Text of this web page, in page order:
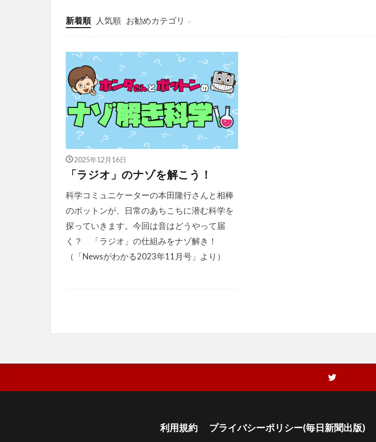
新着順 人気順 お勧めカテゴリ
投稿
学び
マンガ
電子書籍
2025年12月16日
「ラジオ」のナゾを解こう！
科学コミュニケーターの本田隆行さんと相棒
のボットンが、日常のあちこちに潜む科学を
探っていきます。今回は音はどうやって届
く？ 「ラジオ」の仕組みをナゾ解き！
（「Newsがわかる2023年11月号」より）
利用規約 プライバシーポリシー(毎日新聞出版)